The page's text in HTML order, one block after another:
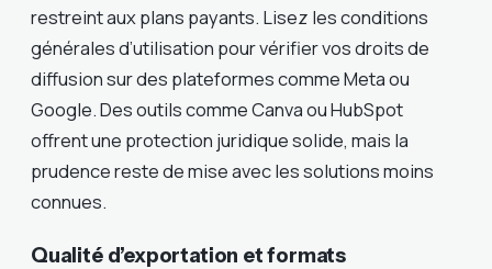
restreint aux plans payants. Lisez les conditions
générales d’utilisation pour vérifier vos droits de
diffusion sur des plateformes comme Meta ou
Google. Des outils comme Canva ou HubSpot
offrent une protection juridique solide, mais la
prudence reste de mise avec les solutions moins
connues.
Qualité d’exportation et formats